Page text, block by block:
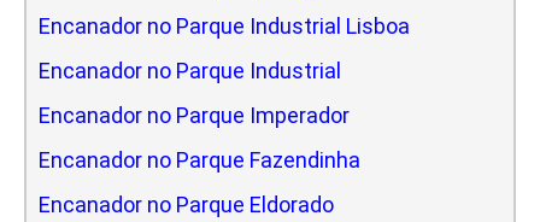
Encanador no Parque Industrial Lisboa
Encanador no Parque Industrial
Encanador no Parque Imperador
Encanador no Parque Fazendinha
Encanador no Parque Eldorado